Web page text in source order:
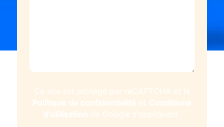
Ce site est protégé par reCAPTCHA et la
Politique de confidentialité et Conditions
d'utilisation de Google s'appliquent.